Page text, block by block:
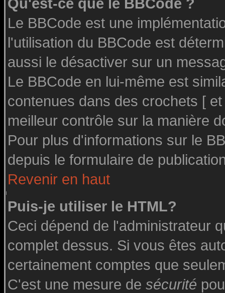
Qu'est-ce que le BBCode ?
Le BBCode est une
l'utilisation du BBCode est
aussi le désactiver sur un
Le BBCode en lui-même est
contenues dans des crochets [
meilleur contrôle sur la manière
Pour plus d'informations sur le
depuis le formulaire de
Revenir en haut
Puis-je utiliser le HTML?
Ceci dépend de l'administrateur
complet dessus. Si vous êtes
certainement comptes que
C'est une mesure de sécurité